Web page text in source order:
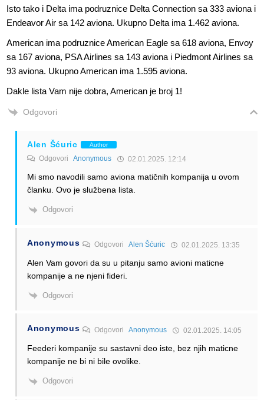
Isto tako i Delta ima podruznice Delta Connection sa 333 aviona i
Endeavor Air sa 142 aviona. Ukupno Delta ima 1.462 aviona.
American ima podruznice American Eagle sa 618 aviona, Envoy
sa 167 aviona, PSA Airlines sa 143 aviona i Piedmont Airlines sa
93 aviona. Ukupno American ima 1.595 aviona.
Dakle lista Vam nije dobra, American je broj 1!
Odgovori
Alen Šćuric Author
Odgovori Anonymous 02.01.2025. 12:14
Mi smo navodili samo aviona matičnih kompanija u ovom
članku. Ovo je službena lista.
Odgovori
Anonymous OdgovoriAlen Šćuric 02.01.2025. 13:35
Alen Vam govori da su u pitanju samo avioni maticne
kompanije a ne njeni fideri.
Odgovori
Anonymous OdgovoriAnonymous 02.01.2025. 14:05
Feederi kompanije su sastavni deo iste, bez njih maticne
kompanije ne bi ni bile ovolike.
Odgovori